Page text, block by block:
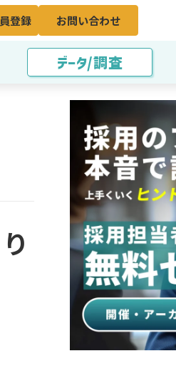
登録 お問い合わせ
データ/調査